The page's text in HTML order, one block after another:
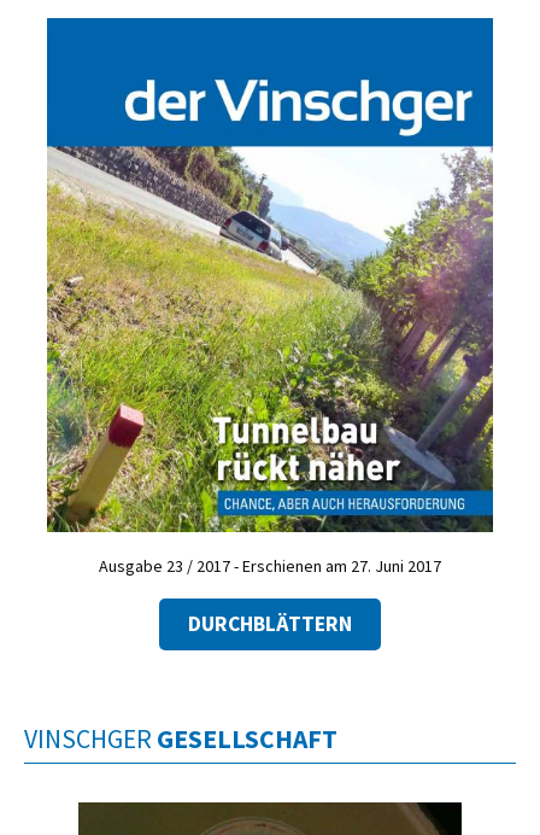
Ausgabe 23 / 2017 - Erschienen am 27. Juni 2017
DURCHBLÄTTERN
VINSCHGER GESELLSCHAFT